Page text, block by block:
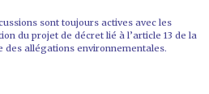
sont toujours actives avec les
du projet de décret lié à l’article 13 de la
des allégations environnementales.